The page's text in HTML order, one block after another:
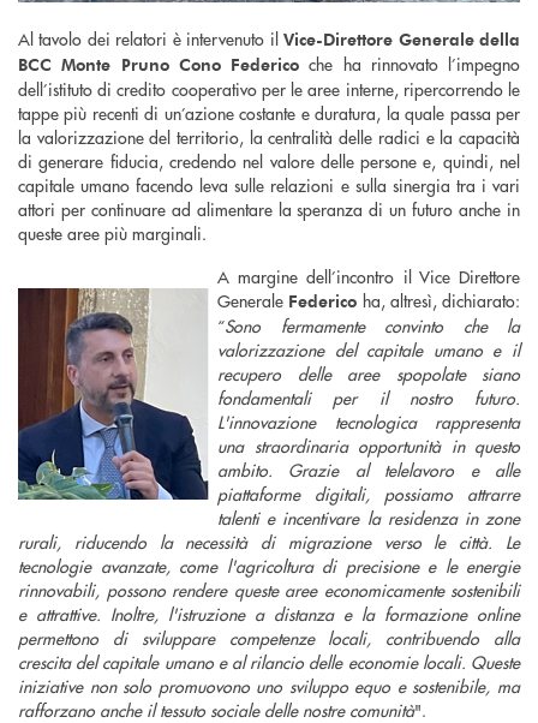
Al tavolo dei relatori è intervenuto ilVice-Direttore Generale della
BCC Monte Pruno Cono Federico che ha rinnovato l’impegno
dell’istituto di credito cooperativo per le aree interne, ripercorrendo le
tappe più recenti di un’azione costante e duratura, la quale passa per
la valorizzazione del territorio, la centralità delle radici e la capacità
di generare fiducia, credendo nel valore delle persone e, quindi, nel
capitale umano facendo leva sulle relazioni e sulla sinergia tra i vari
attori per continuare ad alimentare la speranza di un futuro anche in
queste aree più marginali.
A margine dell’incontro il Vice Direttore
Generale Federico ha, altresì, dichiarato:
“Sono fermamente convinto che la
valorizzazione del capitale umano e il
recupero delle aree spopolate siano
fondamentali per il nostro futuro.
L'innovazione tecnologica rappresenta
una straordinaria opportunità in questo
ambito. Grazie al telelavoro e alle
piattaforme digitali, possiamo attrarre
talenti e incentivare la residenza in zone
rurali, riducendo la necessità di migrazione verso le città. Le
tecnologie avanzate, come l'agricoltura di precisione e le energie
rinnovabili, possono rendere queste aree economicamente sostenibili
e attrattive. Inoltre, l'istruzione a distanza e la formazione online
permettono di sviluppare competenze locali, contribuendo alla
crescita del capitale umano e al rilancio delle economie locali. Queste
iniziative non solo promuovono uno sviluppo equo e sostenibile, ma
rafforzano anche il tessuto sociale delle nostre comunità".